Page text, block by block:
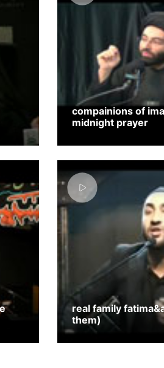
compainions of
midnight prayer
real family
them)